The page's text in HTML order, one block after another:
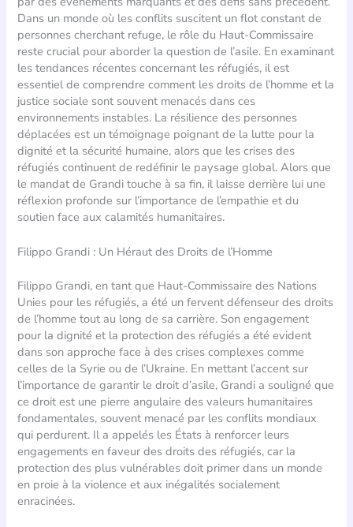
Dans un monde où les conflits suscitent un flot constant de
personnes cherchant refuge, le rôle du Haut-Commissaire
reste crucial pour aborder la question de l’asile. En examinant
les tendances récentes concernant les réfugiés, il est
essentiel de comprendre comment les droits de l’homme et la
justice sociale sont souvent menacés dans ces
environnements instables. La résilience des personnes
déplacées est un témoignage poignant de la lutte pour la
dignité et la sécurité humaine, alors que les crises des
réfugiés continuent de redéfinir le paysage global. Alors que
le mandat de Grandi touche à sa fin, il laisse derrière lui une
réflexion profonde sur l’importance de l’empathie et du
soutien face aux calamités humanitaires.
Filippo Grandi : Un Héraut des Droits de l’Homme
Filippo Grandi, en tant que Haut-Commissaire des Nations
Unies pour les réfugiés, a été un fervent défenseur des droits
de l’homme tout au long de sa carrière. Son engagement
pour la dignité et la protection des réfugiés a été evident
dans son approche face à des crises complexes comme
celles de la Syrie ou de l’Ukraine. En mettant l’accent sur
l’importance de garantir le droit d’asile, Grandi a souligné que
ce droit est une pierre angulaire des valeurs humanitaires
fondamentales, souvent menacé par les conflits mondiaux
qui perdurent. Il a appelés les États à renforcer leurs
engagements en faveur des droits des réfugiés, car la
protection des plus vulnérables doit primer dans un monde
en proie à la violence et aux inégalités socialement
enracinées.